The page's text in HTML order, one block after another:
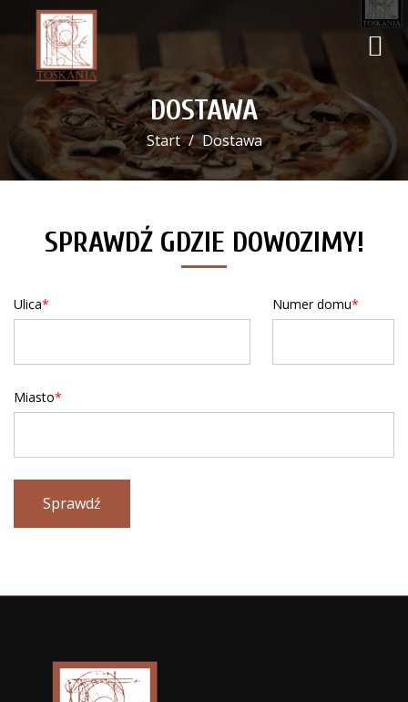
DOSTAWA
Start Dostawa
SPRAWDŹ GDZIE DOWOZIMY!
Ulica Numer domu
Miasto
Sprawdź